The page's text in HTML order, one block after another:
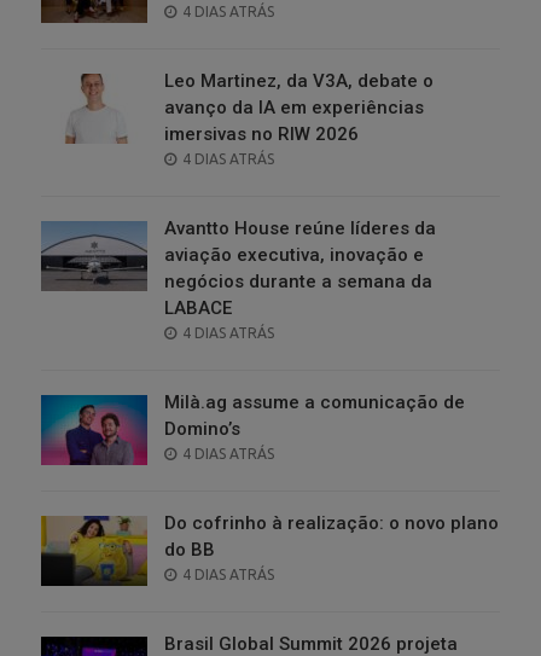
POSTED
4 DIAS ATRÁS
Leo Martinez, da V3A, debate o
avanço da IA em experiências
imersivas no RIW 2026
POSTED
4 DIAS ATRÁS
Avantto House reúne líderes da
aviação executiva, inovação e
negócios durante a semana da
LABACE
POSTED
4 DIAS ATRÁS
Milà.ag assume a comunicação de
Domino’s
POSTED
4 DIAS ATRÁS
Do cofrinho à realização: o novo plano
do BB
POSTED
4 DIAS ATRÁS
Brasil Global Summit 2026 projeta